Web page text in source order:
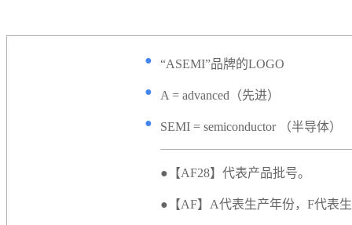
● “ASEMI”品牌的LOGO
● A = advanced（先进）
● SEMI = semiconductor （半导体）
●【AF28】代表产品批号。
●【AF】A代表生产年份，F代表